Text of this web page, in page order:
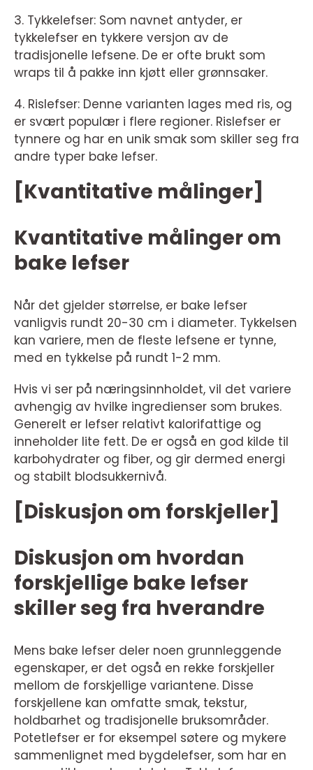
3. Tykkelefser: Som navnet antyder, er
tykkelefser en tykkere versjon av de
tradisjonelle lefsene. De er ofte brukt som
wraps til å pakke inn kjøtt eller grønnsaker.
4. Rislefser: Denne varianten lages med ris, og
er svært populær i flere regioner. Rislefser er
tynnere og har en unik smak som skiller seg fra
andre typer bake lefser.
[Kvantitative målinger]
Kvantitative målinger om
bake lefser
Når det gjelder størrelse, er bake lefser
vanligvis rundt 20-30 cm i diameter. Tykkelsen
kan variere, men de fleste lefsene er tynne,
med en tykkelse på rundt 1-2 mm.
Hvis vi ser på næringsinnholdet, vil det variere
avhengig av hvilke ingredienser som brukes.
Generelt er lefser relativt kalorifattige og
inneholder lite fett. De er også en god kilde til
karbohydrater og fiber, og gir dermed energi
og stabilt blodsukkernivå.
[Diskusjon om forskjeller]
Diskusjon om hvordan
forskjellige bake lefser
skiller seg fra hverandre
Mens bake lefser deler noen grunnleggende
egenskaper, er det også en rekke forskjeller
mellom de forskjellige variantene. Disse
forskjellene kan omfatte smak, tekstur,
holdbarhet og tradisjonelle bruksområder.
Potetlefser er for eksempel søtere og mykere
sammenlignet med bygdelefser, som har en